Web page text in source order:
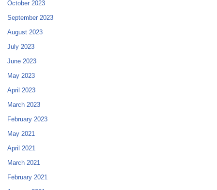
October 2023
September 2023
August 2023
July 2023
June 2023
May 2023
April 2023
March 2023
February 2023
May 2021
April 2021
March 2021
February 2021